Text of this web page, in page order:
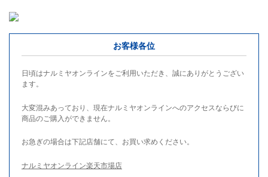
お客様各位
日頃はナルミヤオンラインをご利用いただき、誠にありがとうござい
ます。
大変混みあっており、現在ナルミヤオンラインへのアクセスならびに
商品のご購入ができません。
お急ぎの場合は下記店舗にて、お買い求めください。
ナルミヤオンライン楽天市場店